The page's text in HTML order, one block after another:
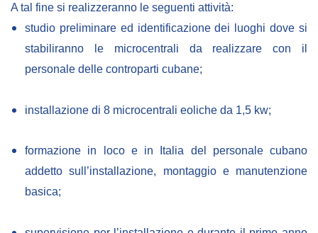
A tal fine si realizzeranno le seguenti attività:
studio preliminare ed identificazione dei luoghi dove si
stabiliranno le microcentrali da realizzare con il
personale delle controparti cubane;
installazione di 8 microcentrali eoliche da 1,5 kw;
formazione in loco e in Italia del personale cubano
addetto sull’installazione, montaggio e manutenzione
basica;